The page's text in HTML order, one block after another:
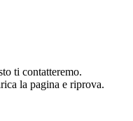
ti contatteremo.
la pagina e riprova.